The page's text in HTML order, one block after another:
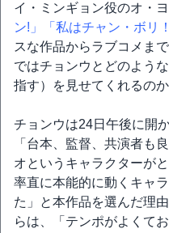
イ・ミンギョン役のオ・
ン!」
「私はチャン・ボリ！
スな作品からラブコメま
ではチョンウとどのよう
指す）を見せてくれるの
チョンウは24日午後に開
「台本、監督、共演者も
オというキャラクターが
率直に本能的に動くキャ
た」と本作品を選んだ理
らは、「テンポがよくて